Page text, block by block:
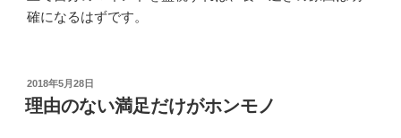
確になるはずです。
投
稿
日:
2018年5月28日
理由のない満足だけがホンモノ